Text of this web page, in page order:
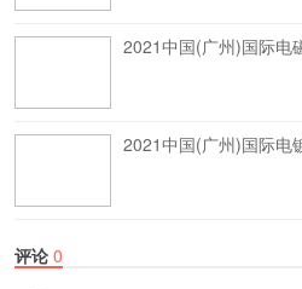
2021中国(广州)国际电
2021中国(广州)国际电
评论 0